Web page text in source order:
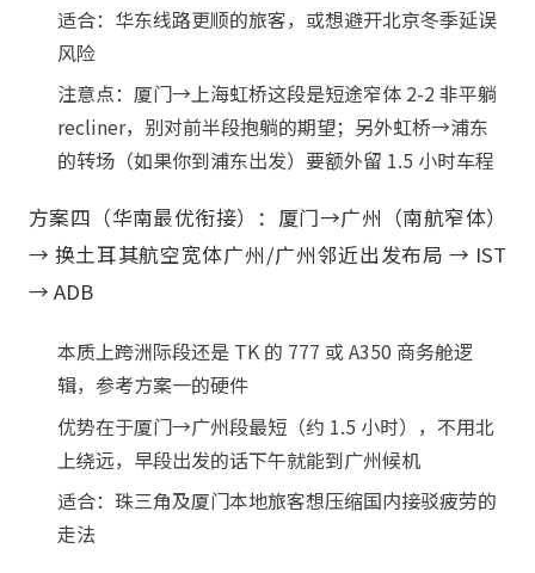
适合：华东线路更顺的旅客，或想避开北京冬季延误
风险
注意点：厦门→上海虹桥这段是短途窄体 2-2 非平躺
recliner，别对前半段抱躺的期望；另外虹桥→浦东
的转场（如果你到浦东出发）要额外留 1.5 小时车程
方案四（华南最优衔接）：厦门→广州（南航窄体）
→ 换土耳其航空宽体广州/广州邻近出发布局 → IST
→ ADB
本质上跨洲际段还是 TK 的 777 或 A350 商务舱逻
辑，参考方案一的硬件
优势在于厦门→广州段最短（约 1.5 小时），不用北
上绕远，早段出发的话下午就能到广州候机
适合：珠三角及厦门本地旅客想压缩国内接驳疲劳的
走法